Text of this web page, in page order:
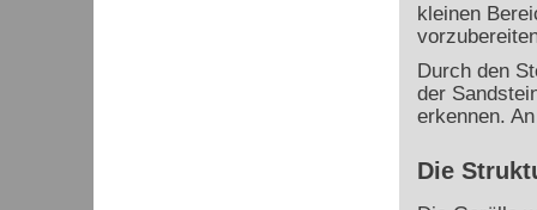
kleinen
Durch den
der
erkennen.
Die